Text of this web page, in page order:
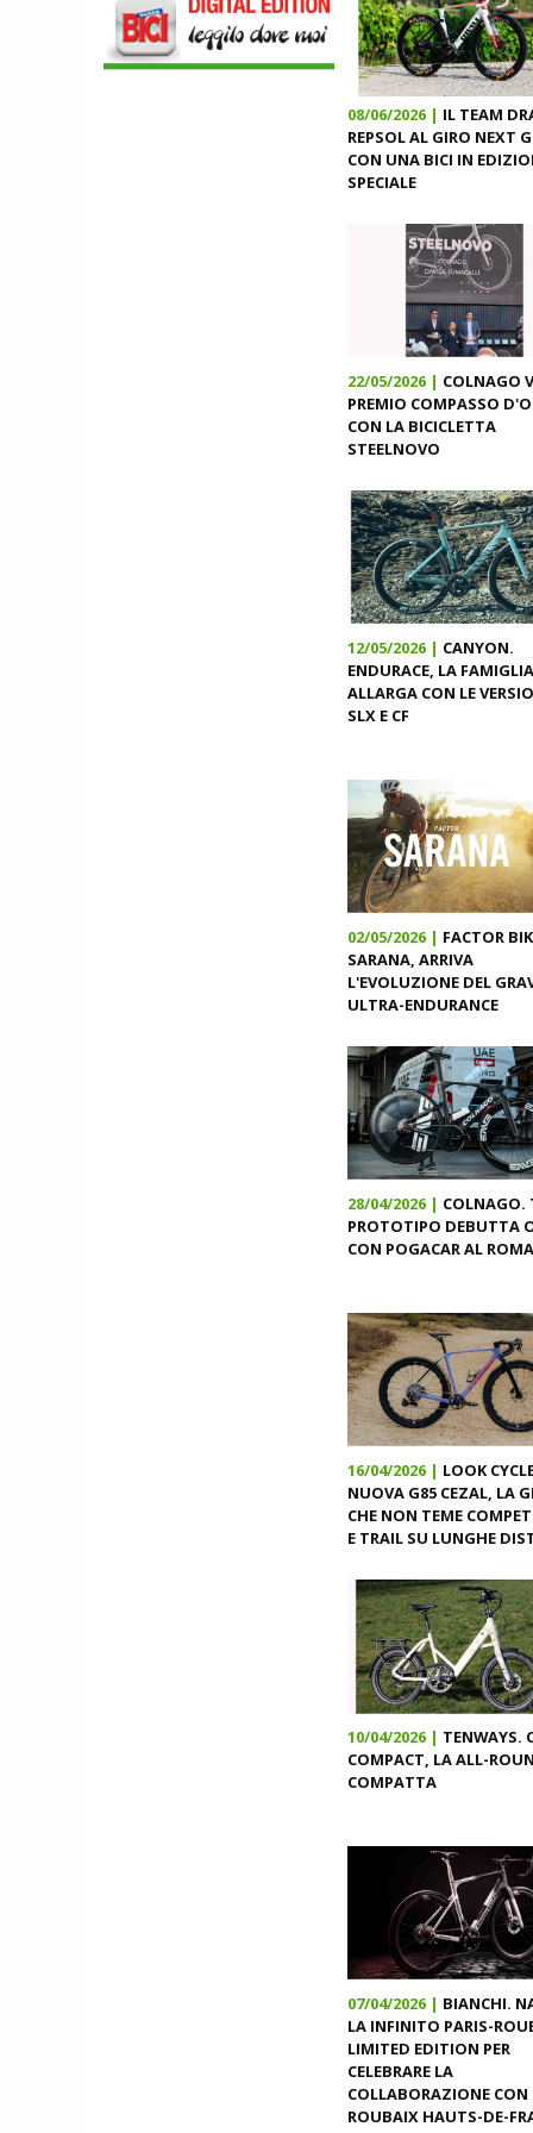
CON AIRBAG INTEGRATO
08/06/2026 | IL TEAM
REPSOL AL GIRO NEXT
CON UNA BICI IN
SPECIALE
22/05/2026 | COLNAGO
PREMIO COMPASSO
CON LA BICICLETTA
STEELNOVO
12/05/2026 | CANYON.
ENDURACE, LA
ALLARGA CON LE
SLX E CF
02/05/2026 | FACTOR
SARANA, ARRIVA
L'EVOLUZIONE DEL
ULTRA-ENDURANCE
28/04/2026 | COLNAGO.
PROTOTIPO DEBUTTA
CON POGACAR AL
16/04/2026 | LOOK
NUOVA G85 CEZAL, LA
CHE NON TEME
E TRAIL SU LUNGHE
10/04/2026 | TENWAYS.
COMPACT, LA ALL-
COMPATTA
07/04/2026 | BIANCHI.
LA INFINITO PARIS-
LIMITED EDITION PER
CELEBRARE LA
COLLABORAZIONE CON
ROUBAIX HAUTS-DE-